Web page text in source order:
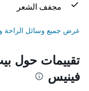
مجفف الشعر
عرض جميع وسائل الراحة
تقييمات حول
فينيس